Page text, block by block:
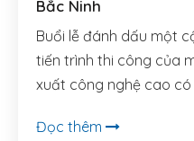
Bắc Ninh
Buổi lễ đánh dấu một
tiến trình thi công của
xuất công nghệ cao
năm 2024–2025.
Đọc thêm